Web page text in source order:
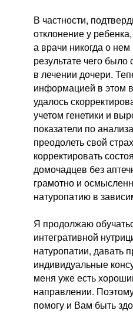
В частности,
отклонение у
а врачи никогда о
результате чего
в лечении дочери.
информацией в этом
удалось
учетом генетики и
показатели по
преодолеть свой
корректировать
домочадцев без
грамотно и
натуропатию в
Я продолжаю
интегративной
натуропатии, давать
индивидуальные
меня уже есть
направлении.
помогу и Вам быть